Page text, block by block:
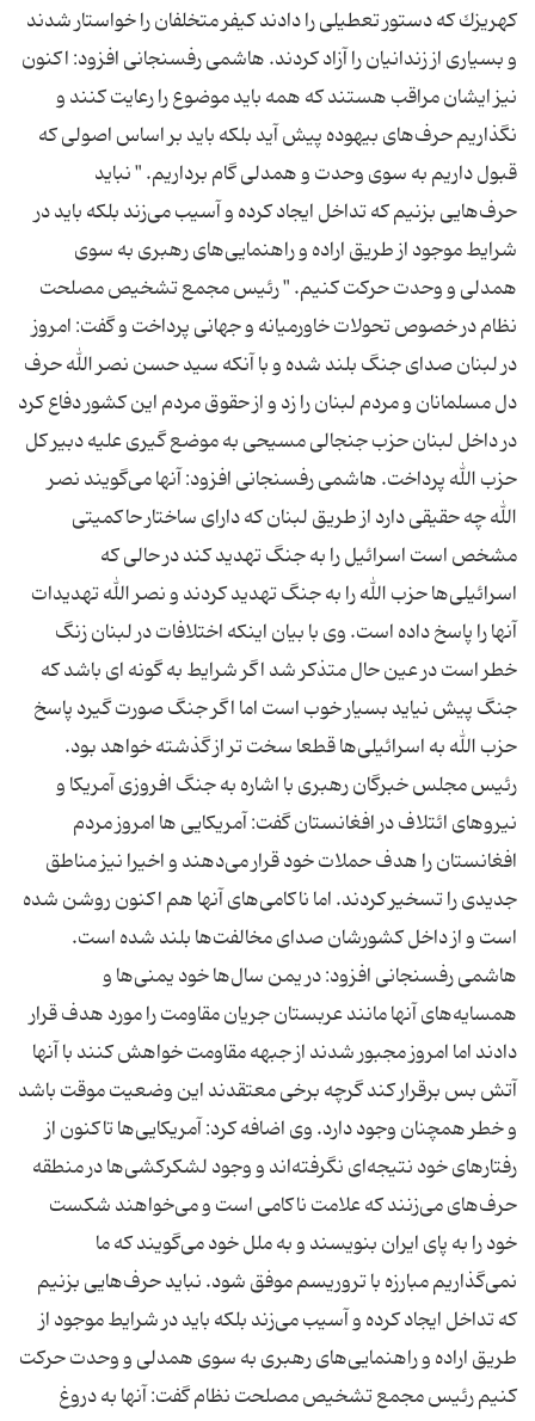
كهریزك كه دستور تعطیلی را دادند كیفر متخلفان را خواستار شدند
و بسیاری از زندانیان را آزاد كردند. هاشمی رفسنجانی افزود: اكنون
نیز ایشان مراقب هستند كه همه باید موضوع را رعایت كنند و
نگذاریم حرف‌های بیهوده پیش آید بلكه باید بر اساس اصولی كه
قبول داریم به سوی وحدت و همدلی گام برداریم. " نباید
حرف‌هایی بزنیم كه تداخل ایجاد كرده و آسیب می‌زند بلكه باید در
شرایط موجود از طریق اراده و راهنمایی‌های رهبری به سوی
همدلی و وحدت حركت كنیم. " رئیس مجمع تشخیص مصلحت
نظام در خصوص تحولات خاورمیانه و جهانی پرداخت و گفت: امروز
در لبنان صدای جنگ بلند شده و با آنكه سید حسن نصر الله حرف
دل مسلمانان و مردم لبنان را زد و از حقوق مردم این كشور دفاع كرد
در داخل لبنان حزب جنجالی مسیحی به موضع گیری علیه دبیر كل
حزب الله پرداخت. هاشمی رفسنجانی افزود: آنها می‌گویند نصر
الله چه حقیقی دارد از طریق لبنان كه دارای ساختار حاكمیتی
مشخص است اسرائیل را به جنگ تهدید كند در حالی كه
اسرائیلی‌ها حزب الله را به جنگ تهدید كردند و نصر الله تهدیدات
آنها را پاسخ داده است. وی با بیان اینكه اختلافات در لبنان زنگ
خطر است در عین حال متذكر شد اگر شرایط به گونه ای باشد كه
جنگ پیش نیاید بسیار خوب است اما اگر جنگ صورت گیرد پاسخ
حزب الله به اسرائیلی‌ها قطعا سخت تر از گذشته خواهد بود.
رئیس مجلس خبرگان رهبری با اشاره به جنگ افروزی آمریكا و
نیروهای ائتلاف در افغانستان گفت: آمریكایی ها امروز مردم
افغانستان را هدف حملات خود قرار می‌دهند و اخیرا نیز مناطق
جدیدی را تسخیر كردند. اما ناكامی‌های آنها هم اكنون روشن شده
است و از داخل كشورشان صدای مخالفت‌ها بلند شده است.
هاشمی رفسنجانی افزود: در یمن سال‌ها خود یمنی‌ها و
همسایه‌های آنها مانند عربستان جریان مقاومت را مورد هدف قرار
دادند اما امروز مجبور شدند از جبهه مقاومت خواهش كنند با آنها
آتش بس برقرار كند گرچه برخی معتقدند این وضعیت موقت باشد
و خطر همچنان وجود دارد. وی اضافه كرد: آمریكایی‌‌ها تاكنون از
رفتارهای خود نتیجه‌ای نگرفته‌اند و وجود لشكر‌كشی‌ها در منطقه
حرف‌های می‌زنند كه علامت ناكامی است و می‌خواهند شكست
خود را به پای ایران بنویسند و به ملل خود می‌گویند كه ما
نمی‌گذاریم مبارزه با تروریسم موفق شود. نباید حرف‌هایی بزنیم
كه تداخل ایجاد كرده و آسیب می‌زند بلكه باید در شرایط موجود از
طریق اراده و راهنمایی‌های رهبری به سوی همدلی و وحدت حركت
كنیم رئیس مجمع تشخیص مصلحت نظام گفت: آنها به دروغ